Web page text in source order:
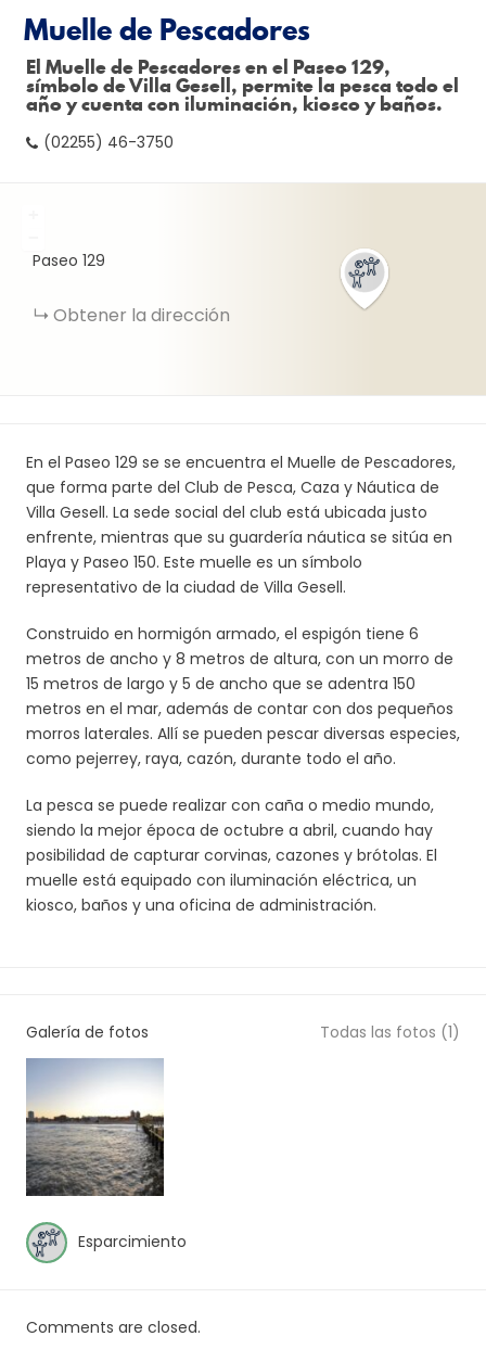
Muelle de Pescadores
El Muelle de Pescadores en el Paseo 129,
símbolo de Villa Gesell, permite la pesca todo el
año y cuenta con iluminación, kiosco y baños.
(02255) 46-3750
Paseo 129
Obtener la dirección
En el Paseo 129 se se encuentra el Muelle de Pescadores,
que forma parte del Club de Pesca, Caza y Náutica de
Villa Gesell. La sede social del club está ubicada justo
enfrente, mientras que su guardería náutica se sitúa en
Playa y Paseo 150. Este muelle es un símbolo
representativo de la ciudad de Villa Gesell.
Construido en hormigón armado, el espigón tiene 6
metros de ancho y 8 metros de altura, con un morro de
15 metros de largo y 5 de ancho que se adentra 150
metros en el mar, además de contar con dos pequeños
morros laterales. Allí se pueden pescar diversas especies,
como pejerrey, raya, cazón, durante todo el año.
La pesca se puede realizar con caña o medio mundo,
siendo la mejor época de octubre a abril, cuando hay
posibilidad de capturar corvinas, cazones y brótolas. El
muelle está equipado con iluminación eléctrica, un
kiosco, baños y una oficina de administración.
Galería de fotos Todas las fotos (1)
Esparcimiento
Comments are closed.